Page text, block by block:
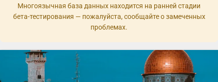
Многоязычная база данных находится на ранней стадии
бета-тестирования — пожалуйста, сообщайте о замеченных
проблемах.